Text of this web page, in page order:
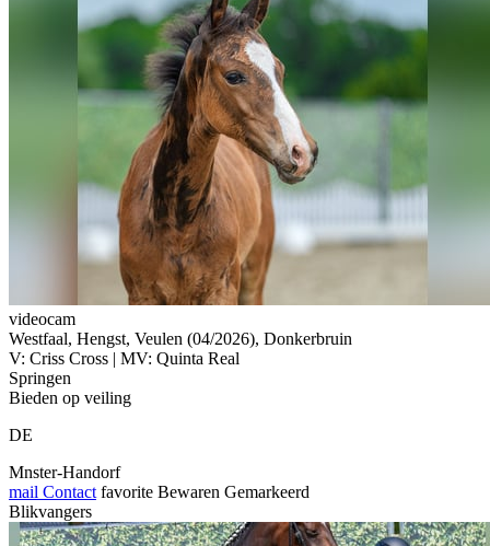
videocam
Westfaal, Hengst, Veulen (04/2026), Donkerbruin
V: Criss Cross | MV: Quinta Real
Springen
Bieden op veiling
DE
Mnster-Handorf
mail Contact favorite Bewaren Gemarkeerd
Blikvangers